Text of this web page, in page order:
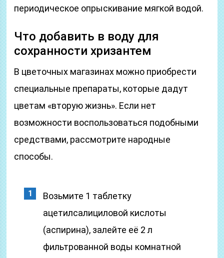
периодическое опрыскивание мягкой водой.
Что добавить в воду для
сохранности хризантем
В цветочных магазинах можно приобрести
специальные препараты, которые дадут
цветам «вторую жизнь». Если нет
возможности воспользоваться подобными
средствами, рассмотрите народные
способы.
Возьмите 1 таблетку
ацетилсалициловой кислоты
(аспирина), залейте её 2 л
фильтрованной воды комнатной